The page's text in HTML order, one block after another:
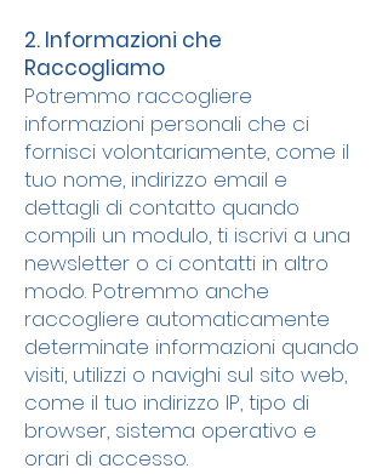
2. Informazioni che
Raccogliamo
Potremmo raccogliere
informazioni personali che ci
fornisci volontariamente, come il
tuo nome, indirizzo email e
dettagli di contatto quando
compili un modulo, ti iscrivi a una
newsletter o ci contatti in altro
modo. Potremmo anche
raccogliere automaticamente
determinate informazioni quando
visiti, utilizzi o navighi sul sito web,
come il tuo indirizzo IP, tipo di
browser, sistema operativo e
orari di accesso.